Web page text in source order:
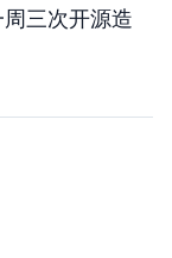
三次开源造